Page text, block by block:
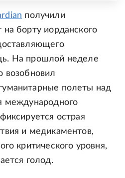
получили
борту иорданского
На прошлой неделе
возобновил
полеты над
международного
острая
и медикаментов,
критического уровня,
голод.